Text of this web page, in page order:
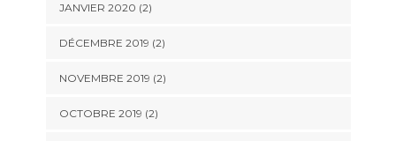
JANVIER 2020 (2)
DÉCEMBRE 2019 (2)
NOVEMBRE 2019 (2)
OCTOBRE 2019 (2)